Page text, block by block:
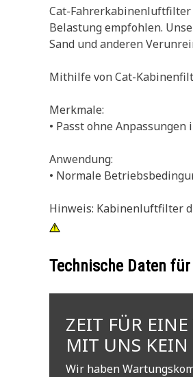
Cat-Fahrerkabinenluftfilter
Belastung empfohlen.
Sand und anderen
Mithilfe von Cat-
Merkmale:
• Passt ohne
Anwendung:
• Normale
Hinweis: Kabinenluftfilter
Technische Daten
ZEIT FÜR
MIT UNS KEIN
Wir haben